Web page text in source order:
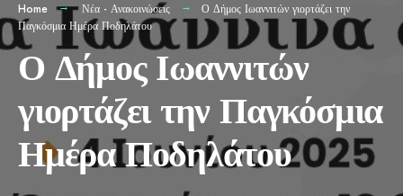
Home Νέα - Ανακοινώσεις
Ο Δήμος Ιωαννιτών γιορτάζει την
Παγκόσμια Ημέρα Ποδηλάτου
Ο Δήμος Ιωαννιτών
γιορτάζει την Παγκόσμια
Ημέρα Ποδηλάτου